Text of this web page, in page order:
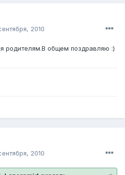
2010
родителям.В общем поздравляю :)
2010